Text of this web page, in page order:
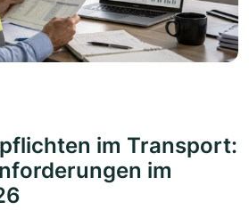
im Transport:
im